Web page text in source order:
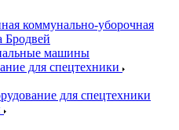
коммунально-уборочная
Бродвей
машины
для спецтехники
для спецтехники